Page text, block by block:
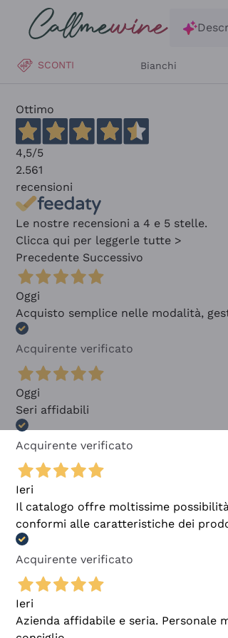
Salta al contenuto principale
SCONTI Bianchi
Ottimo
4,5/5
2.561
recensioni
Le nostre recensioni a 4 e 5 stelle.
Clicca qui per leggerle tutte >
Precedente Successivo
Oggi
Acquisto semplice nelle modalità,
Acquirente verificato
Oggi
Seri affidabili
Acquirente verificato
Ieri
Il catalogo offre moltissime
conformi alle caratteristiche dei
Acquirente verificato
Ieri
Azienda affidabile e seria. Personale